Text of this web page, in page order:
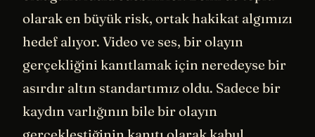
olarak en büyük risk, ortak hakikat algımızı
hedef alıyor. Video ve ses, bir olayın
gerçekliğini kanıtlamak için neredeyse bir
asırdır altın standartımız oldu. Sadece bir
kaydın varlığının bile bir olayın